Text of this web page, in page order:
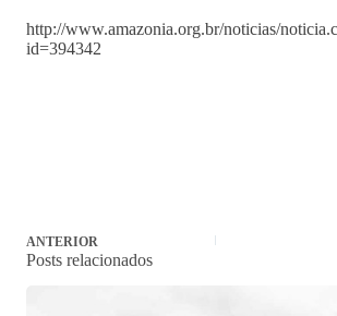
http://www.amazonia.org.br/noticias/
id=394342
ANTERIOR
Posts relacionados